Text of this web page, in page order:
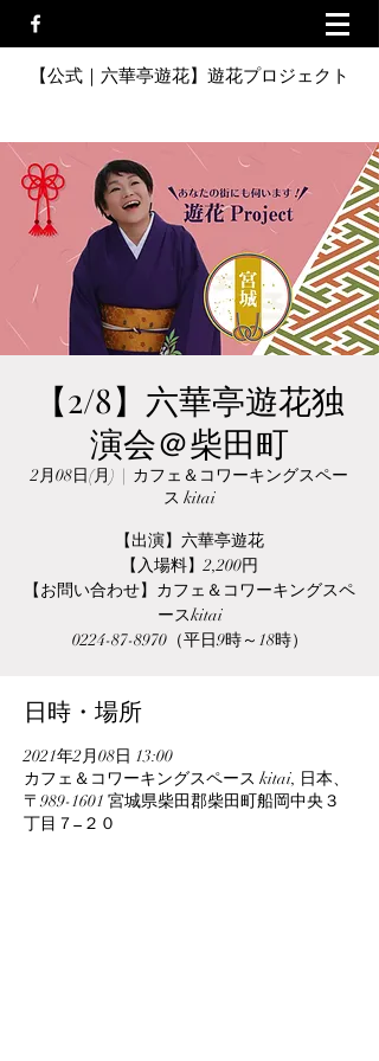
【公式｜六華亭遊花】遊花プロジェクト
【2/8】六華亭遊花独
演会＠柴田町
2月08日(月)
  |
カフェ＆コワーキングスペー
ス kitai
【出演】六華亭遊花
【入場料】2,200円
【お問い合わせ】カフェ＆コワーキングスペ
ースkitai
0224-87-8970（平日9時～18時）
日時・場所
2021年2月08日 13:00
カフェ＆コワーキングスペース kitai, 日本、
〒989-1601 宮城県柴田郡柴田町船岡中央３
丁目７−２０